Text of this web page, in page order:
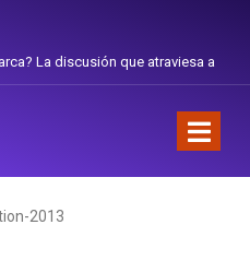
La discusión que atraviesa a
2013